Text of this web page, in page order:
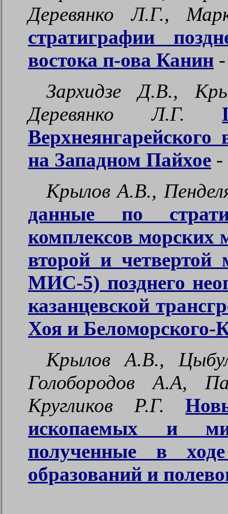
Деревянко Л.Г.,
стратиграфии
востока п-ова Канин
Зархидзе Д.В.,
Деревянко Л.Г.
на Западном Пайхое -
Крылов А.В.,
данные по
комплексов морских
второй и
МИС-5) позднего
казанцевской
Хоя и Беломорского-
Крылов А.В.,
Голобородов А.А,
Кругликов Р.Г.
ископаемых и
полученные в
образований и